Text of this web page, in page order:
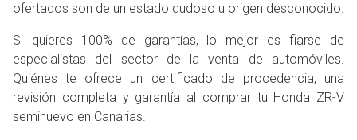
ofertados son de un estado dudoso u origen desconocido.
Si quieres 100% de garantías, lo mejor es fiarse de
especialistas del sector de la venta de automóviles.
Quiénes te ofrece un certificado de procedencia, una
revisión completa y garantía al comprar tu Honda ZR-V
seminuevo en Canarias.